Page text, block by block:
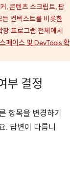
, 콘텐츠 스크립트, 팝
든 컨텍스트를 비롯한
프로그램 전체에서
페이스 및 DevTools 확
부 결정
항목을 변경하기
. 답변이 다릅니